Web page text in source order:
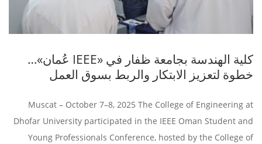
كلية الهندسة بجامعة ظفار في «IEEE عُمان»…
خطوة لتعزيز الابتكار والربط بسوق العمل
Muscat – October 7–8, 2025 The College of Engineering at
Dhofar University participated in the IEEE Oman Student and
Young Professionals Conference, hosted by the College of